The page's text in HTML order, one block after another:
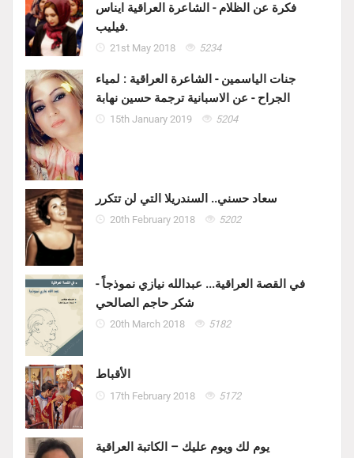
فكرة عن الظلام - الشاعرة العراقية ايناس
فيليب.
21st May 2018 5234
جنات الياسمين - الشاعرة العراقية : لمياء
الجراح - عن الاسبانية ترجمة حسين نهابة
15th January 2019 5204
سعاد حسني.. السندريلا التي لن تتكرر
20th February 2018 5202
في القصة العراقية... عبدالله نيازي نموذجاً -
شكر حاجم الصالحي
20th March 2018 5182
الأقباط
17th February 2018 5172
يوم لك ويوم عليك – الكاتبة العراقية